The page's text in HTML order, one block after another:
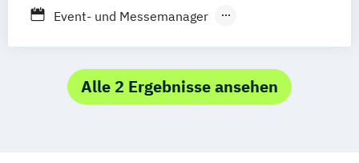
Kommunikationsmanagement
Studium)
Marketing
Veranstaltungsökonom (FH)
Düsseldorf
Köln Mönchengladbach
Siegen Wiesbaden Frankfurt am Main
Mannheim Karlsruhe Stuttgart
Augsburg München
Fernlehrgang
Event- und Messemanager
Externenprüfung Veranstaltungskaufmann
Media und Eventmanagement
Alle 2 Ergebnisse ansehen